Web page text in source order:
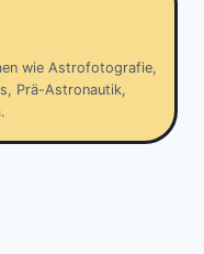
wie Astrofotografie,
Prä-Astronautik,